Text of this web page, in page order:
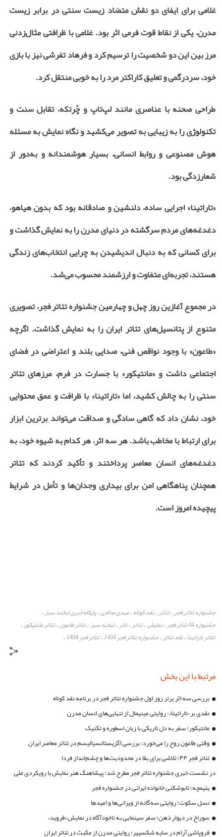
غلامی برای ایفای دو نقش متضاد زیست سنتی در برابر زیست
مدرن، یکی از نقاط قوت فرمی اثر بود. غلامی با ظرافتی مثال‌زدنی
مرز بین این دو شخصیت را ترسیم کرد و فرهاد تفرشی نیز با بازی
خود، سردرگمی و تعلیق کاراکتر مرد را به خوبی منتقل کرد.
طراحی صحنه با عناصری مانند لپ‌تاپ و چُرتکه، تقابل سنت و
تکنولوژی را به زیبایی به تصویر می‌کشید و نگاه نمایش به مسئله
هوش مصنوعی و روابط انسانی، بسیار هوشمندانه و به‌دور از
شعارزدگی بود.
«تاراتینا» اجرایی ساده، دلنشین و صادقانه بود که بدون هیاهو،
دغدغه‌های مردم سرگشته در دنیای مدرن را به نمایش گذاشت و
برای کسانی که به دنبال اندیشیدن به چرایی انتخاب‌های زندگی
هستند، تجربه‌ای متفاوت و ارزشمند محسوب می‌شد.
در مجموع آغازین روز چهل و چهارمین جشنواره تئاتر فجر، تصویری
متنوع از پتانسیل‌های تئاتر ایران را به نمایش گذاشت. اگرچه
«طاعون» با وجود نواقص فنی، صدایی بلند و اعتراضی در فضای
اجتماعی داشت و «مانتیکور» با جسارت در فرم، مرزهای تئاتر
سنتی را به چالش کشید، اما «تاراتینا» با ظرافت و عمق محتوایی
خود، نشان داد که گاهی سادگی و صداقت می‌تواند برترین ابزار
برای ارتباط با مخاطب باشد. هر سه اثر، هر کدام به شیوه خود، به
دغدغه‌های انسان معاصر پرداختند و تأکید کردند که تئاتر
همچنان پناهگاهی امن برای بیداری وجدان‌ها و تأمل در شرایط
پیچیده امروز است.
جشنواره تئاتر فجر،تئاتر،نقد کوتاه ،مهدی صالحی،پایگاه خبری لبخند سبز،
جشنواره 44 تئاتر فجر ،نمایش،تئاتر،تاتر،لبخند سبز،تئاتر طاعون،تئاتر مانتیکور،
تئاتر تاراتینا ،نقد تئاتر،جشنواره تئاتر فجر 1404 ،تئاتر فجر 1404 ،
مرتبط با این بخش
بررسی سه اثر برتر روز اول جشنواره تئاتر فجر در برنامه نقد کوتاه
نقدی بر «تاراتینا»: روایتی مینیمال از تنهایی‌های انسان مدرن
مانتیکور؛ سفر به دل تاریکی با زبان اسطوره و تکنیک
وقتی طاعون روح را می‌خورد: بررسی اگزیستانسیالیسم در تئاتر معاصر ایران
تئاتر فجر ۴۴؛ تلاشی برای بقا در محدودیت‌ها و چشم‌انداز فردا
در نشست خبری جشنواره تئاتر فجر مطرح شد؛ پیشاهنگ هنر نمایش با رویکردی ملی
و انتقاد از فضای مجازی
یتیمچه؛ تابوشکنی خانواده ایرانی در جشنواره فجر
نسل سکوت؛ روایتی سه‌گانه از ویرانی‌ها و امیدها
سوراخ در دیوارِ ذهن؛ سفر سینمایی به ناخودآگاه در نمایش «فروید»
فروپاشی آرام در سایه‌ شکسپیر؛ روایتی مدرن از مکبث در تئاتر ایران